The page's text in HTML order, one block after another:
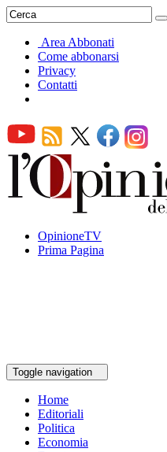
Area Abbonati
Come abbonarsi
Privacy
Contatti
OpinioneTV
Prima Pagina
Toggle navigation
Home
Editoriali
Politica
Economia